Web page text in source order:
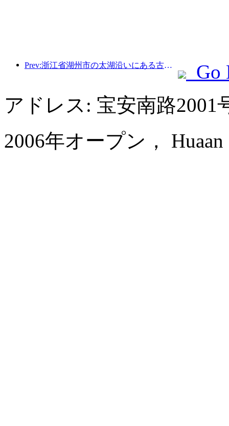
Prev:浙江省湖州市の太湖沿いにある古い村落では、10億元近くの投資をかけて改修と改良が始まった。
Go
アドレス: 宝安南路2001
2006年オープン， Huaan